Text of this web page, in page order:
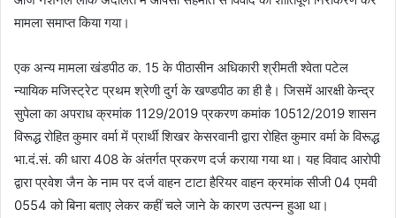
मामला समाप्त किया गया।
एक अन्य मामला खंडपीठ क. 15 के पीठासीन अधिकारी श्रीमती श्वेता पटेल
न्यायिक मजिस्ट्रेट प्रथम श्रेणी दुर्ग के खण्डपीठ का ही है। जिसमें आरक्षी केन्द्र
सुपेला का अपराध क्रमांक 1129/2019 प्रकरण कमांक 10512/2019 शासन
विरूद्ध रोहित कुमार वर्मा में प्रार्थी शिखर केसरवानी द्वारा रोहित कुमार वर्मा के विरूद्ध
भा.दं.सं. की धारा 408 के अंतर्गत प्रकरण दर्ज कराया गया था। यह विवाद आरोपी
द्वारा प्रवेश जैन के नाम पर दर्ज वाहन टाटा हैरियर वाहन क्रमांक सीजी 04 एमवी
0554 को बिना बताए लेकर कहीं चले जाने के कारण उत्पन्न हुआ था।